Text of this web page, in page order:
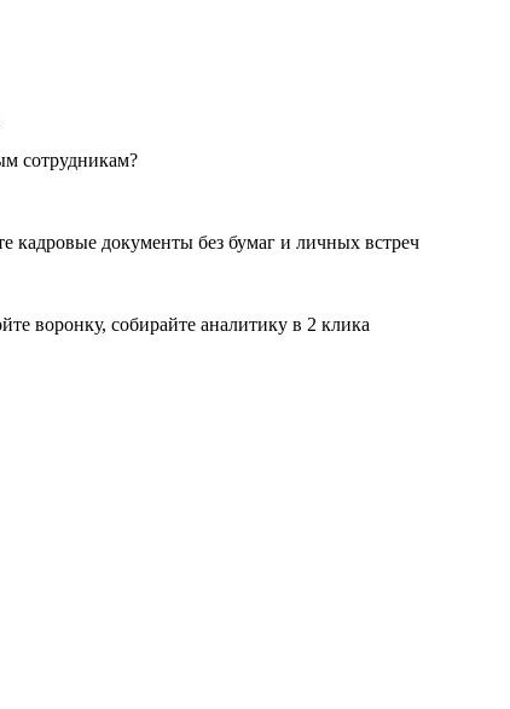
сотрудникам?
кадровые документы без бумаг и личных встреч
воронку, собирайте аналитику в 2 клика